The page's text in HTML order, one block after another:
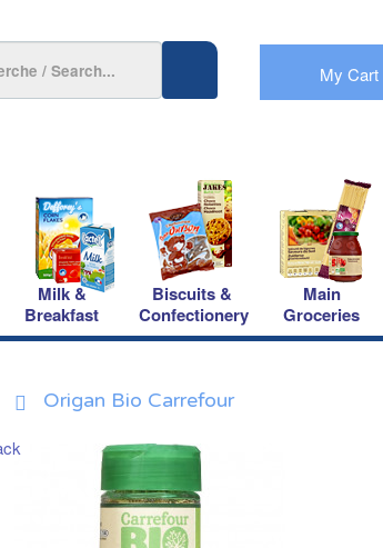
My Cart
Milk &
Breakfast
Biscuits &
Confectionery
Main
Groceries
Origan Bio Carrefour